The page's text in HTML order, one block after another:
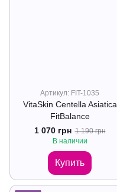
Артикул: FIT-1035
VitaSkin Centella Asiatica
FitBalance
1 070 грн 1 190 грн
В наличии
Купить